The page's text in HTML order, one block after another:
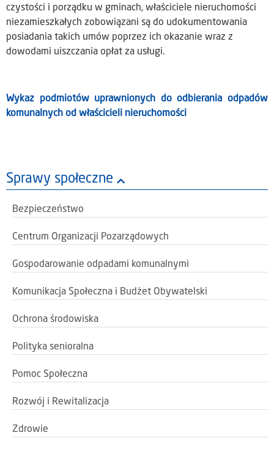
Sprawy społeczne
Bezpieczeństwo
Centrum Organizacji Pozarządowych
Gospodarowanie odpadami komunalnymi
Komunikacja Społeczna i Budżet Obywatelski
Ochrona środowiska
Polityka senioralna
Pomoc Społeczna
Rozwój i Rewitalizacja
Zdrowie
czystości i porządku w gminach, właściciele nieruchomości
niezamieszkałych zobowiązani są do udokumentowania
posiadania takich umów poprzez ich okazanie wraz z
dowodami uiszczania opłat za usługi.
Wykaz podmiotów uprawnionych do odbierania odpadów
komunalnych od właścicieli nieruchomości